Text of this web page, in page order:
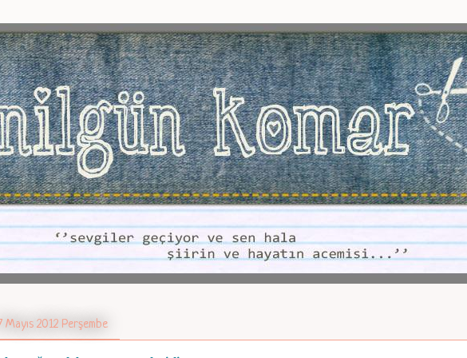
Mayıs 2012 Perşembe